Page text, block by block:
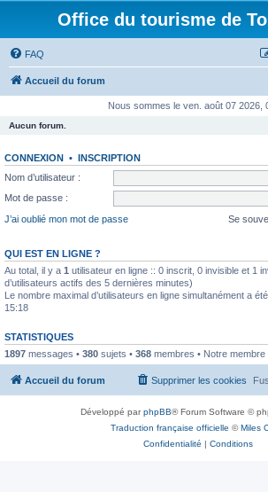
Office du tourisme de
FAQ
Accueil du forum
Nous sommes le ven. août 07 2026,
Aucun forum.
CONNEXION • INSCRIPTION
Nom d’utilisateur :
Mot de passe :
J’ai oublié mon mot de passe
Se
QUI EST EN LIGNE ?
Au total, il y a 1 utilisateur en ligne :: 0 inscrit, 0 invisible et 1
d’utilisateurs actifs des 5 dernières minutes)
Le nombre maximal d’utilisateurs en ligne simultanément a
15:18
STATISTIQUES
1897 messages • 380 sujets • 368 membres • Notre
Accueil du forum Supprimer les cookies
Développé parphpBB® Forum Software ©
Traduction française officielle ©Miles
Confidentialité | Conditions